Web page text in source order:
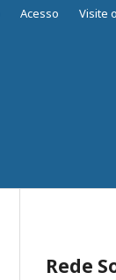
Acesso Visite
Rede